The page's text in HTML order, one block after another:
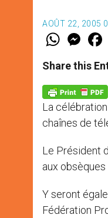
AOÛT 22, 2005
W
t
s
p
p
M
e
s
e
g
e
r
k
Share this
La
chaînes de
Le Président
aux
Y seront
Fédération